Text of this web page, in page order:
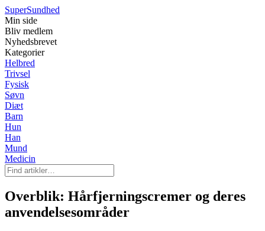
SuperSundhed
Min side
Bliv medlem
Nyhedsbrevet
Kategorier
Helbred
Trivsel
Fysisk
Søvn
Diæt
Barn
Hun
Han
Mund
Medicin
Overblik: Hårfjerningscremer og deres
anvendelsesområder